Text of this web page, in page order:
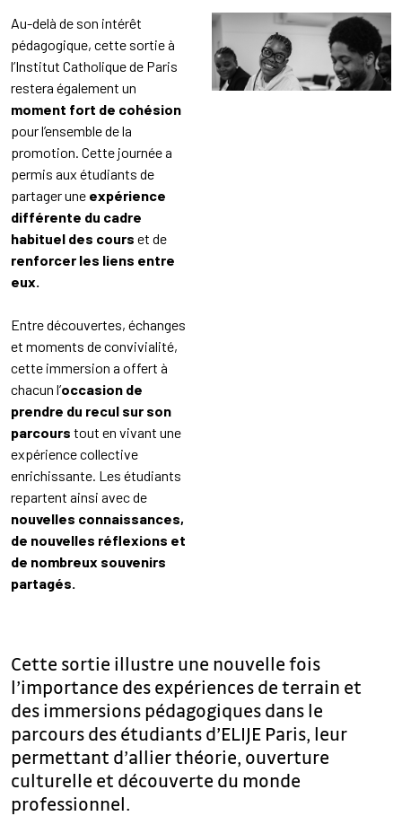
Au-delà de son intérêt
pédagogique, cette sortie à
l’Institut Catholique de Paris
restera également un
moment fort de cohésion
pour l’ensemble de la
promotion. Cette journée a
permis aux étudiants de
partager une expérience
différente du cadre
habituel des cours et de
renforcer les liens entre
eux.
Entre découvertes, échanges
et moments de convivialité,
cette immersion a offert à
chacun l’occasion de
prendre du recul sur son
parcours tout en vivant une
expérience collective
enrichissante. Les étudiants
repartent ainsi avec de
nouvelles connaissances,
de nouvelles réflexions et
de nombreux souvenirs
partagés.
Cette sortie illustre une nouvelle fois
l’importance des expériences de terrain et
des immersions pédagogiques dans le
parcours des étudiants d’ELIJE Paris, leur
permettant d’allier théorie, ouverture
culturelle et découverte du monde
professionnel.